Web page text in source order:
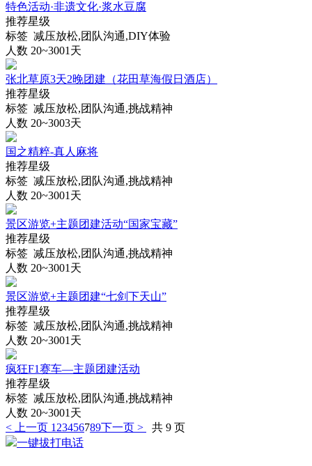
特色活动·非遗文化·浆水豆腐
推荐星级
标签 减压放松,团队沟通,DIY体验
人数 20~3001天
张北草原3天2晚团建（花田草海假日酒店）
推荐星级
标签 减压放松,团队沟通,挑战精神
人数 20~3003天
国之精粹-真人麻将
推荐星级
标签 减压放松,团队沟通,挑战精神
人数 20~3001天
景区游览+主题团建活动“国家宝藏”
推荐星级
标签 减压放松,团队沟通,挑战精神
人数 20~3001天
景区游览+主题团建“七剑下天山”
推荐星级
标签 减压放松,团队沟通,挑战精神
人数 20~3001天
疯狂F1赛车—主题团建活动
推荐星级
标签 减压放松,团队沟通,挑战精神
人数 20~3001天
< 上一页 1 23456789下一页 >
共 9 页
一键拔打电话